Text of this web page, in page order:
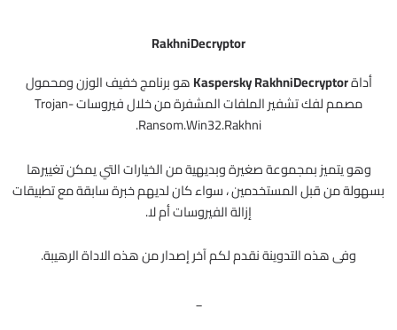
RakhniDecryptor
أداةKaspersky RakhniDecryptorهو برنامج خفيف الوزن ومحمول
مصمم لفك تشفير الملفات المشفرة من خلال فيروسات Trojan-
Ransom.Win32.Rakhni.
وهو يتميز بمجموعة صغيرة وبديهية من الخيارات التي يمكن تغييرها
بسهولة من قبل المستخدمين ، سواء كان لديهم خبرة سابقة مع تطبيقات
إزالة الفيروسات أم لا.
وفى هذه التدوينة نقدم لكم آخر إصدار من هذه الاداة الرهيبة.
_